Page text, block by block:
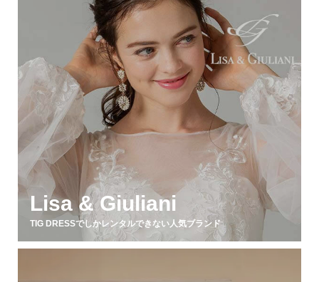
Lisa & Giuliani
TIG DRESSでしかレンタルできない人気ブランド